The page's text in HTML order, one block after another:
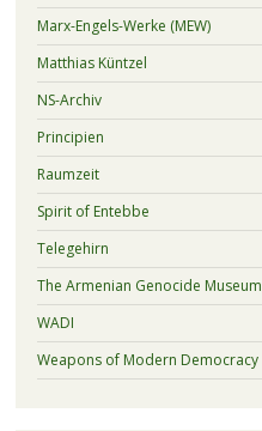
Marx-Engels-Werke (MEW)
Matthias Küntzel
NS-Archiv
Principien
Raumzeit
Spirit of Entebbe
Telegehirn
The Armenian Genocide Museum
WADI
Weapons of Modern Democracy